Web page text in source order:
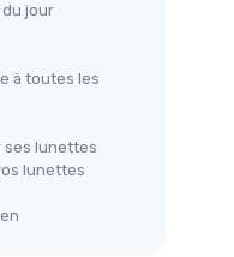
jour
à toutes les
lunettes
lunettes